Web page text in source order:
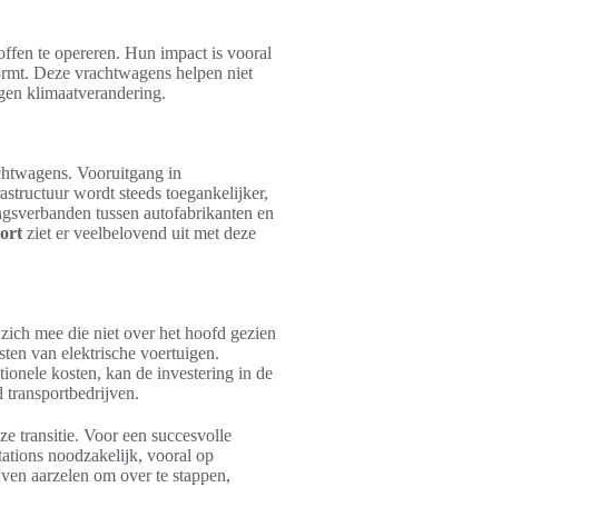
te opereren. Hun impact is vooral
Deze vrachtwagens helpen niet
klimaatverandering.
Vooruitgang in
wordt steeds toegankelijker,
tussen autofabrikanten en
ziet er veelbelovend uit met deze
mee die niet over het hoofd gezien
van elektrische voertuigen.
kosten, kan de investering in de
transportbedrijven.
transitie. Voor een succesvolle
noodzakelijk, vooral op
aarzelen om over te stappen,